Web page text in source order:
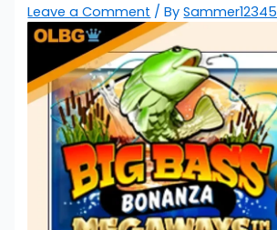
Leave a Comment / BySammer12345